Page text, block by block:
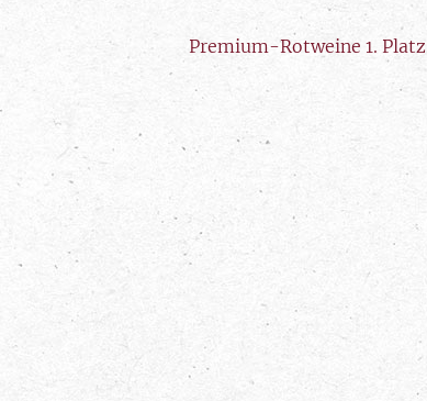
Premium-Rotweine 1. Platz